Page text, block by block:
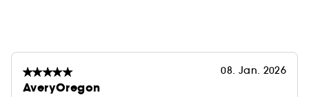
08. Jan. 2026
AveryOregon